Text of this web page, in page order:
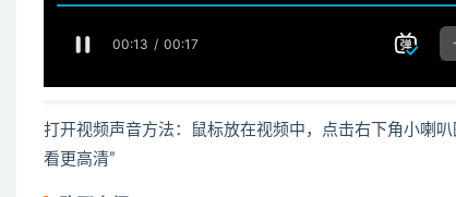
打开视频声音方法：鼠标放在视频中，点击右下角小喇
看更高清”